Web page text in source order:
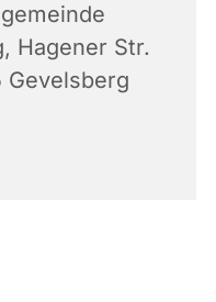
Hagener Str.
Gevelsberg